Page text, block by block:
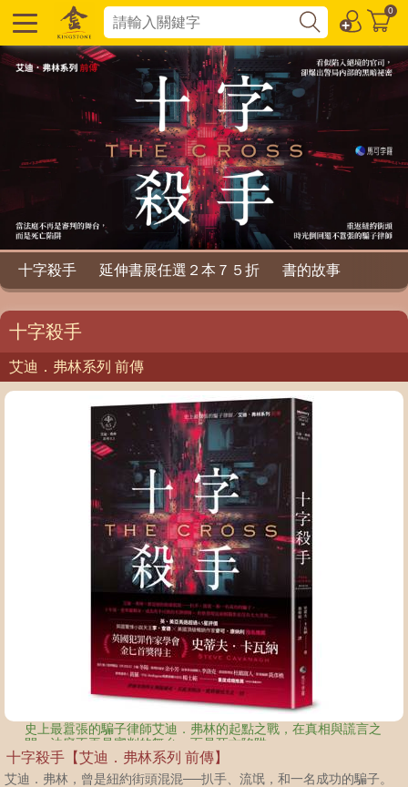
0
十字殺手 延伸書展任選２本７５折 書的故事
十字殺手
艾迪．弗林系列 前傳
史上最囂張的騙子律師艾迪．弗林的起點之戰，在真相與謊言之
間，法庭不再是審判的舞台，而是死亡陷阱
十字殺手【艾迪．弗林系列 前傳】
艾迪．弗林，曾是紐約街頭混混──扒手、流氓，和一名成功的騙子。